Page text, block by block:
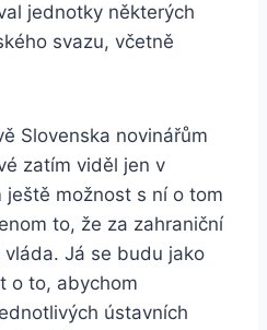
jednotky některých
svazu, včetně
Slovenska novinářům
zatím viděl jen v
ještě možnost s ní o tom
to, že za zahraniční
Já se budu jako
o to, abychom
ústavních